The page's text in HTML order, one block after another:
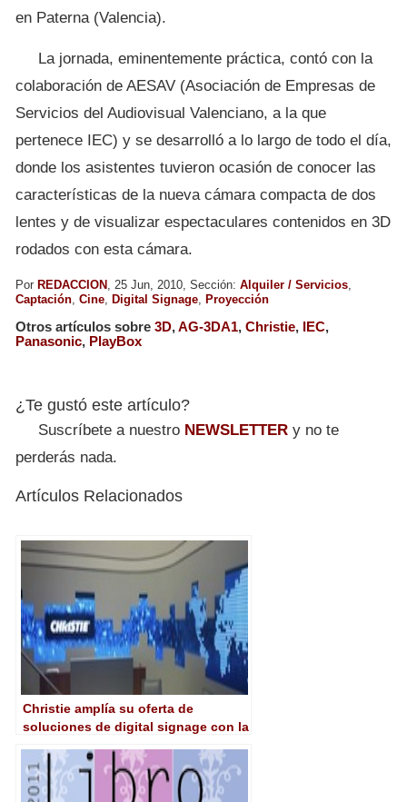
en Paterna (Valencia).
La jornada, eminentemente práctica, contó con la
colaboración de AESAV (Asociación de Empresas de
Servicios del Audiovisual Valenciano, a la que
pertenece IEC) y se desarrolló a lo largo de todo el día,
donde los asistentes tuvieron ocasión de conocer las
características de la nueva cámara compacta de dos
lentes y de visualizar espectaculares contenidos en 3D
rodados con esta cámara.
Por REDACCION , 25 Jun, 2010, Sección: Alquiler / Servicios
Captación Cine Digital Signage Proyección
Otros artículos sobre 3D,AG-3DA1, Christie, IEC,
Panasonic, PlayBox
¿Te gustó este artículo?
Suscríbete a nuestro NEWSLETTER y no te
perderás nada.
Artículos Relacionados
Christie amplía su oferta de
soluciones de digital signage con la